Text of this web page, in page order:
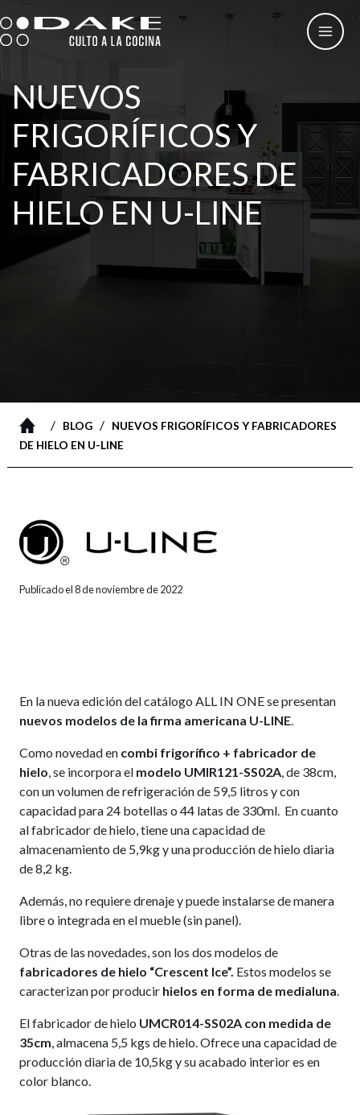
al
contenido
NUEVOS
FRIGORÍFICOS Y
FABRICADORES DE
HIELO EN U-LINE
/ BLOG/
NUEVOS FRIGORÍFICOS Y FABRICADORES
DE HIELO EN U-LINE
Publicado el 8 de noviembre de 2022
En la nueva edición del catálogo ALL IN ONE se presentan
nuevos modelos de la firma americana U-LINE.
Como novedad en combi frigorífico + fabricador de
hielo, se incorpora el modelo UMIR121-SS02A, de 38cm,
con un volumen de refrigeración de 59,5 litros y con
capacidad para 24 botellas o 44 latas de 330ml. En cuanto
al fabricador de hielo, tiene una capacidad de
almacenamiento de 5,9kg y una producción de hielo diaria
de 8,2 kg.
Además, no requiere drenaje y puede instalarse de manera
libre o integrada en el mueble (sin panel).
Otras de las novedades, son los dos modelos de
fabricadores de hielo “Crescent Ice”. Estos modelos se
caracterizan por producir hielos en forma de medialuna.
El fabricador de hielo UMCR014-SS02A con medida de
35cm, almacena 5,5 kgs de hielo. Ofrece una capacidad de
producción diaria de 10,5kg y su acabado interior es en
color blanco.